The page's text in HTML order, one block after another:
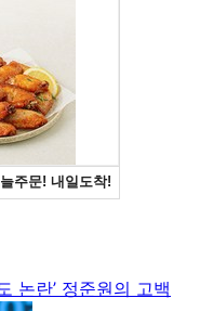
논란’ 정준원의 고백